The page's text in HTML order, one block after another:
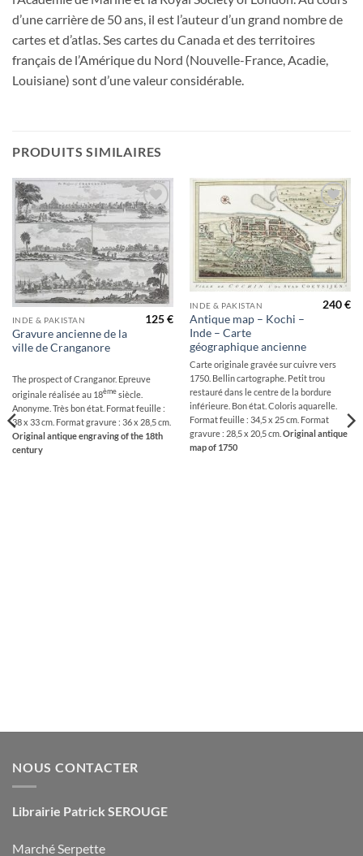
d’une carrière de 50 ans, il est l’auteur d’un grand nombre de
cartes et d’atlas. Ses cartes du Canada et des territoires
français de l’Amérique du Nord (Nouvelle-France, Acadie,
Louisiane) sont d’une valeur considérable.
PRODUITS SIMILAIRES
Ajouter
à la
wishlist
INDE & PAKISTAN
Gravure ancienne de la
ville de Cranganore
125€
The prospect of Cranganor. Epreuve
originale réalisée au 18èmesiècle.
Anonyme. Très bon état. Format feuille :
38 x 33 cm. Format gravure : 36 x 28,5 cm.
Original antique engraving of the 18th
century
Ajouter
à la
wishlist
INDE & PAKISTAN
Antique map – Kochi –
Inde – Carte
géographique ancienne
240€
Carte originale gravée sur cuivre vers
1750. Bellin cartographe. Petit trou
restauré dans le centre de la bordure
inférieure. Bon état. Coloris aquarelle.
Format feuille : 34,5 x 25 cm. Format
gravure : 28,5 x 20,5 cm. Original antique
map of 1750
NOUS CONTACTER
Librairie Patrick SEROUGE
Marché Serpette